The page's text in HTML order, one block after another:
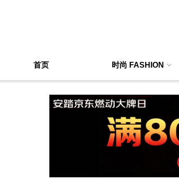
首页 时尚 FASHION